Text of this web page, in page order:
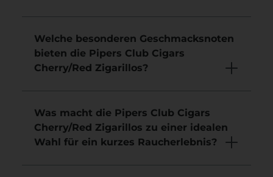
Welche besonderen Geschmacksnoten
bieten die Pipers Club Cigars
Cherry/Red Zigarillos?
Was macht die Pipers Club Cigars
Cherry/Red Zigarillos zu einer idealen
Wahl für ein kurzes Raucherlebnis?